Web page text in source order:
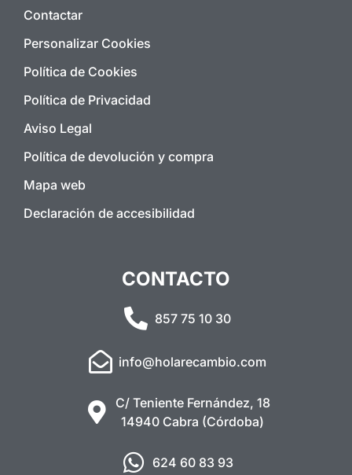
Contactar
Personalizar Cookies
Política de Cookies
Política de Privacidad
Aviso Legal
Política de devolución y compra
Mapa web
Declaración de accesibilidad
CONTACTO
857 75 10 30
info@holarecambio.com
C/ Teniente Fernández, 18
14940 Cabra (Córdoba)
624 60 83 93